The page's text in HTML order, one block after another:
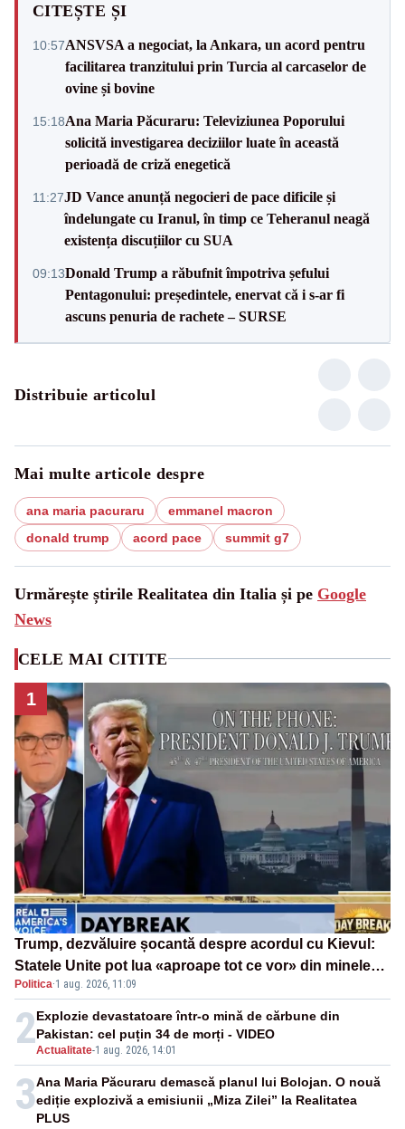
CITEȘTE ȘI
10:57ANSVSA a negociat, la Ankara, un acord pentru
facilitarea tranzitului prin Turcia al carcaselor de
ovine și bovine
15:18Ana Maria Păcuraru: Televiziunea Poporului
solicită investigarea deciziilor luate în această
perioadă de criză enegetică
11:27JD Vance anunță negocieri de pace dificile și
îndelungate cu Iranul, în timp ce Teheranul neagă
existența discuțiilor cu SUA
09:13Donald Trump a răbufnit împotriva șefului
Pentagonului: președintele, enervat că i s-ar fi
ascuns penuria de rachete – SURSE
Distribuie articolul
Mai multe articole despre
ana maria pacuraru
emmanel macron
donald trump
acord pace summit g7
Urmărește știrile Realitatea din Italia și pe Google
News
CELE MAI CITITE
1
Trump, dezvăluire șocantă despre acordul cu Kievul:
Statele Unite pot lua «aproape tot ce vor» din minele
Ucrainei”
Politica·1 aug. 2026, 11:09
2Actualitate-1 aug. 2026, 14:01
Explozie devastatoare într-o mină de cărbune din
Pakistan: cel puțin 34 de morți - VIDEO
3Ana Maria Păcuraru demască planul lui Bolojan. O nouă
ediție explozivă a emisiunii „Miza Zilei” la Realitatea
PLUS